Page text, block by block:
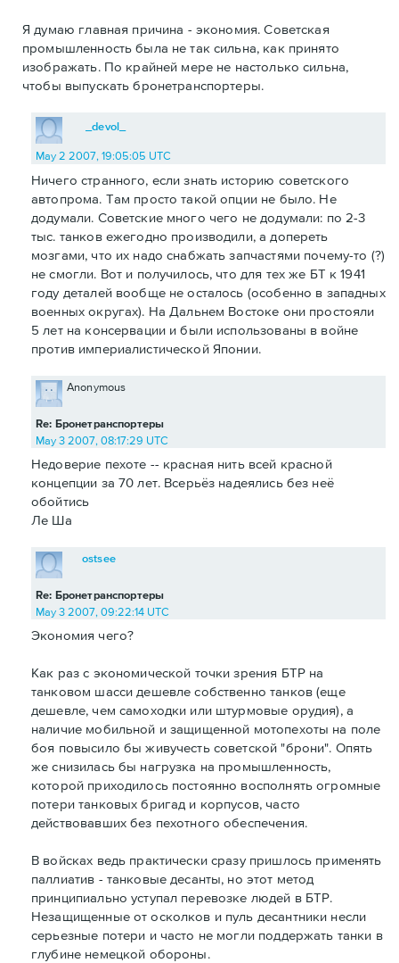
Я думаю главная причина - экономия. Советская
промышленность была не так сильна, как принято
изображать. По крайней мере не настолько сильна,
чтобы выпускать бронетранспортеры.
_devol_
May 2 2007, 19:05:05 UTC
Ничего странного, если знать историю советского
автопрома. Там просто такой опции не было. Не
додумали. Советские много чего не додумали: по 2-3
тыс. танков ежегодно производили, а допереть
мозгами, что их надо снабжать запчастями почему-то (?)
не смогли. Вот и получилось, что для тех же БТ к 1941
году деталей вообще не осталось (особенно в западных
военных округах). На Дальнем Востоке они простояли
5 лет на консервации и были использованы в войне
против империалистической Японии.
Re: Бронетранспортеры
Anonymous
May 3 2007, 08:17:29 UTC
Недоверие пехоте -- красная нить всей красной
концепции за 70 лет. Всерьёз надеялись без неё
обойтись
Ле Ша
Re: Бронетранспортеры
ostsee
May 3 2007, 09:22:14 UTC
Экономия чего?
Как раз с экономической точки зрения БТР на
танковом шасси дешевле собственно танков (еще
дешевле, чем самоходки или штурмовые орудия), а
наличие мобильной и защищенной мотопехоты на поле
боя повысило бы живучесть советской "брони". Опять
же снизилась бы нагрузка на промышленность,
которой приходилось постоянно восполнять огромные
потери танковых бригад и корпусов, часто
действовавших без пехотного обеспечения.
В войсках ведь практически сразу пришлось применять
паллиатив - танковые десанты, но этот метод
принципиально уступал перевозке людей в БТР.
Незащищенные от осколков и пуль десантники несли
серьезные потери и часто не могли поддержать танки в
глубине немецкой обороны.